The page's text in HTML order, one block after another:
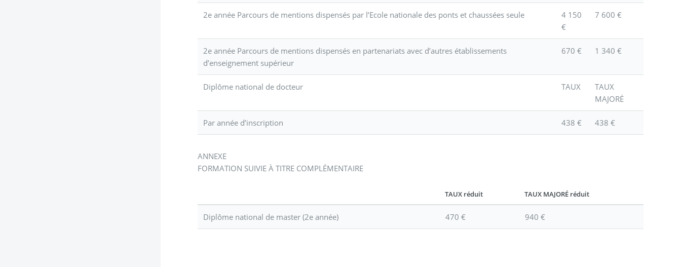
2e année Parcours de mentions dispensés par l’Ecole nationale des ponts et chaussées seule
4 150
€
7 600 €
2e année Parcours de mentions dispensés en partenariats avec d’autres établissements
d’enseignement supérieur
670 € 1 340 €
Diplôme national de docteur TAUX
TAUX
MAJORÉ
Par année d’inscription 438 € 438 €
ANNEXE
FORMATION SUIVIE À TITRE COMPLÉMENTAIRE
TAUX réduit TAUX MAJORÉ réduit
Diplôme national de master (2e année) 470 € 940 €